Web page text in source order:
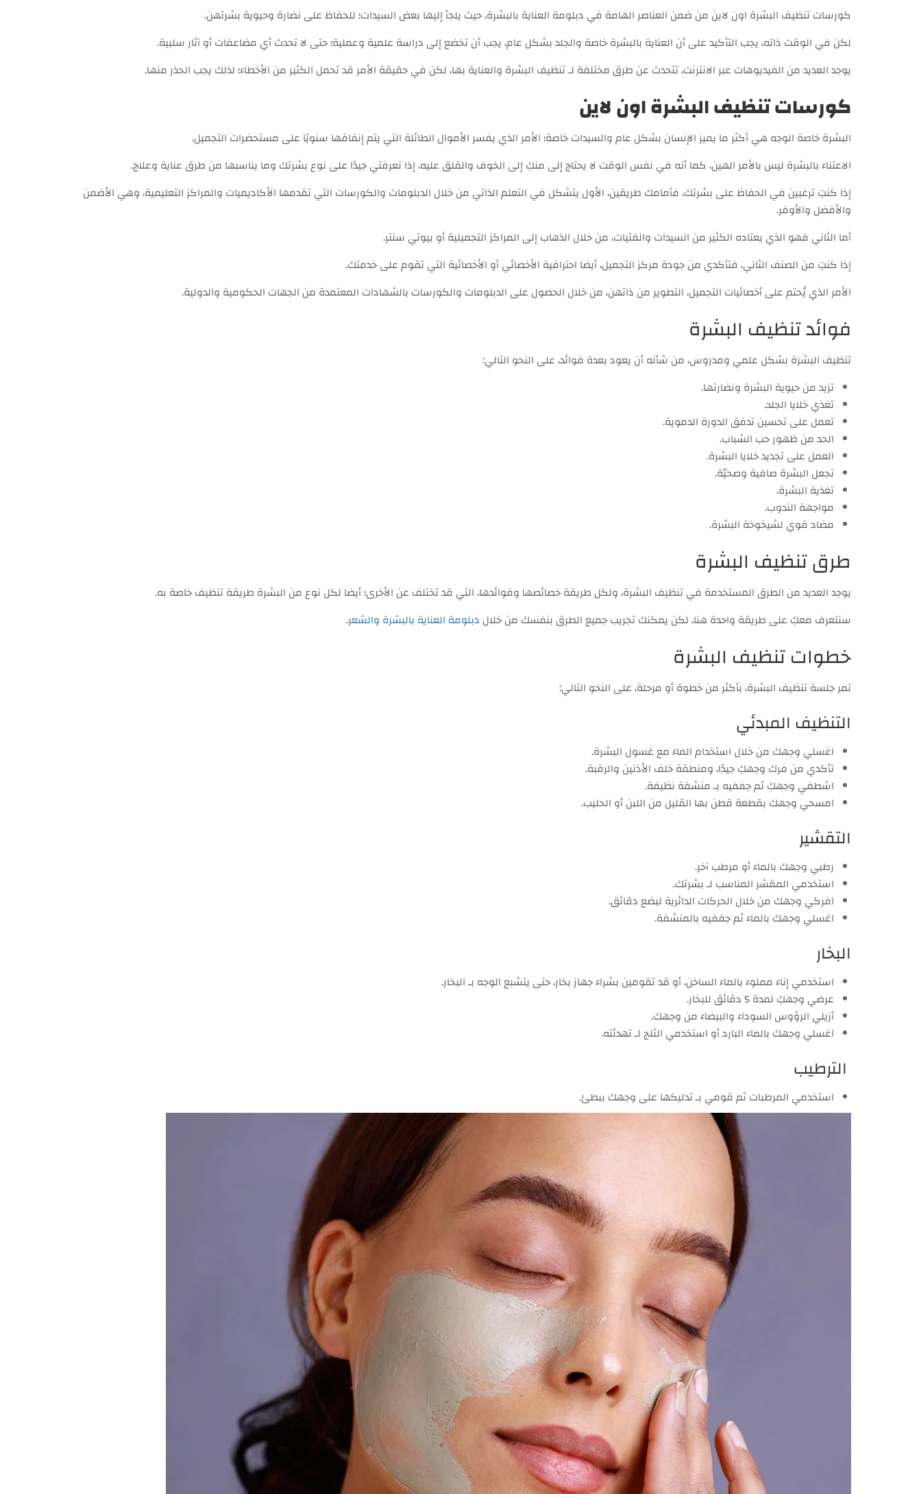
كورسات تنظيف البشرة اون لاين من ضمن العناصر الهامة في دبلومة العناية بالبشرة، حيث يلجأ إليها بعض السيدات؛ للحفاظ على نضارة وحيوية بشرتهن.
لكن في الوقت ذاته، يجب التأكيد على أن العناية بالبشرة خاصة والجلد بشكل عام، يجب أن تخضع إلى دراسة علمية وعملية؛ حتى لا تحدث أي مضاعفات أو آثار سلبية.
يوجد العديد من الفيديوهات عبر الانترنت، تتحدث عن طرق مختلفة لـ تنظيف البشرة والعناية بها، لكن في حقيقة الأمر قد تحمل الكثير من الأخطاء؛ لذلك يجب الحذر منها.
كورسات تنظيف البشرة اون لاين
البشرة خاصة الوجه هي أكثر ما يميز الإنسان بشكل عام والسيدات خاصة؛ الأمر الذي يفسر الأموال الطائلة التي يتم إنفاقها سنويًا على مستحضرات التجميل.
الاعتناء بالبشرة ليس بالأمر الهين، كما أنه في نفس الوقت لا يحتاج إلى منكِ إلى الخوف والقلق عليه، إذا تعرفتي جيدًا على نوع بشرتك وما يناسبها من طرق عناية وعلاج.
إذا كنتِ ترغبين في الحفاظ على بشرتك، فأمامك طريقين، الأول يتشكل في التعلم الذاتي من خلال الدبلومات والكورسات التي تقدمها الأكاديميات والمراكز التعليمية، وهي الأضمن
والأفضل والأوفر.
أما الثاني فهو الذي يعتاده الكثير من السيدات والفتيات، من خلال الذهاب إلى المراكز التجميلية أو بيوتي سنتر.
إذا كنتِ من الصنف الثاني، فتأكدي من جودة مركز التجميل، أيضا احترافية الأخصائي أو الأخصائية التي تقوم على خدمتك.
الأمر الذي يُحتم على أخصائيات التجميل، التطوير من ذاتهن، من خلال الحصول على الدبلومات والكورسات بالشهادات المعتمدة من الجهات الحكومية والدولية.
فوائد تنظيف البشرة
تنظيف البشرة بشكل علمي ومدروس، من شأنه أن يعود بعدة فوائد، على النحو التالي:
تزيد من حيوية البشرة ونضارتها.
تغذي خلايا الجلد.
تعمل على تحسين تدفق الدورة الدموية.
الحد من ظهور حب الشباب.
العمل على تجديد خلايا البشرة.
تجعل البشرة صافية وصحيّة.
تغذية البشرة.
مواجهة الندوب.
مضاد قوي لشيخوخة البشرة.
طرق تنظيف البشرة
يوجد العديد من الطرق المستخدمة في تنظيف البشرة، ولكل طريقة خصائصها وفوائدها، التي قد تختلف عن الأخرى؛ أيضا لكل نوع من البشرة طريقة تنظيف خاصة به.
سنتعرف معكِ على طريقة واحدة هنا، لكن يمكنك تجريب جميع الطرق بنفسك من خلال دبلومة العناية بالبشرة والشعر.
خطوات تنظيف البشرة
تمر جلسة تنظيف البشرة، بأكثر من خطوة أو مرحلة، على النحو التالي:
التنظيف المبدئي
اغسلي وجهك من خلال استخدام الماء مع غسول البشرة.
تأكدي من فرك وجهكِ جيدًا، ومنطقة خلف الأذنين والرقبة.
اشطفي وجهكِ ثم جففيه بـ منشفة نظيفة.
امسحي وجهك بقطعة قطن بها القليل من اللبن أو الحليب.
التقشير
رطبي وجهك بالماء أو مرطب آخر.
استخدمي المقشر المناسب لـ بشرتك.
افركي وجهك من خلال الحركات الدائرية لبضع دقائق.
اغسلي وجهك بالماء ثم جففيه بالمنشفة.
البخار
استخدمي إناء مملوء بالماء الساخن، أو قد تقومين بشراء جهاز بخار، حتى يتشبع الوجه بـ البخار.
عرضي وجهكِ لمدة 5 دقائق للبخار.
أزيلي الرؤوس السوداء والبيضاء من وجهك.
اغسلي وجهك بالماء البارد أو استخدمي الثلج لـ تهدئته.
الترطيب
استخدمي المرطبات ثم قومي بـ تدليكها على وجهك ببطئ.